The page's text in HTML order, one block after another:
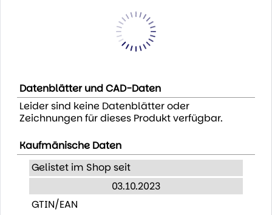
Datenblätter und CAD-Daten
Leider sind keine Datenblätter oder
Zeichnungen für dieses Produkt verfügbar.
Kaufmänische Daten
Gelistet im Shop seit
03.10.2023
GTIN/EAN